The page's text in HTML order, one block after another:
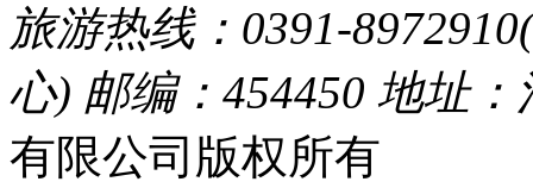
旅游热线：0391-
心) 邮编：454450 地址
有限公司版权所有